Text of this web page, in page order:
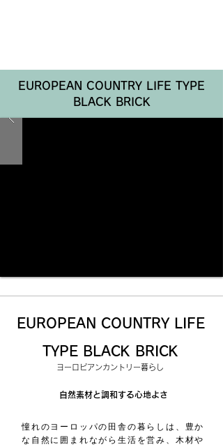
EUROPEAN COUNTRY LIFE TYPE
BLACK BRICK
EUROPEAN COUNTRY LIFE
TYPE BLACK BRICK
ヨーロピアンカントリー暮らし
自然素材と調和する心地よさ
憧れのヨーロッパの田舎の暮らしは、豊か
な自然に囲まれながら生活を営み、木材や